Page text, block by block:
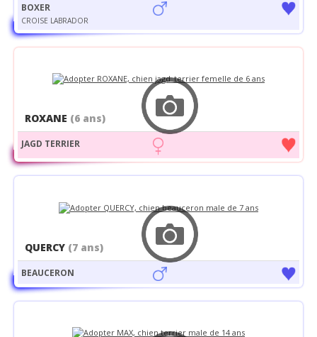
BOXER
CROISE LABRADOR
ROXANE (6 ans)
JAGD TERRIER
QUERCY (7 ans)
BEAUCERON